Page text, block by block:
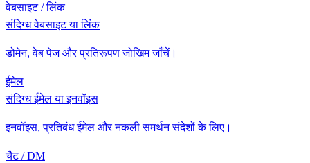
वेबसाइट / लिंक
संदिग्ध वेबसाइट या लिंक
डोमेन, वेब पेज और प्रतिरूपण जोखिम जाँचें।
ईमेल
संदिग्ध ईमेल या इनवॉइस
इनवॉइस, प्रतिबंध ईमेल और नकली समर्थन संदेशों के लिए।
चैट / DM